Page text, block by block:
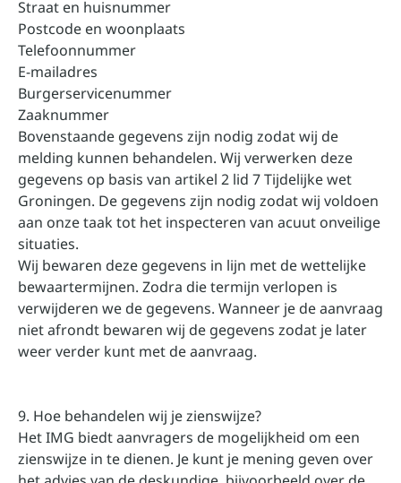
Straat en huisnummer
Postcode en woonplaats
Telefoonnummer
E-mailadres
Burgerservicenummer
Zaaknummer
Bovenstaande gegevens zijn nodig zodat wij de
melding kunnen behandelen. Wij verwerken deze
gegevens op basis van artikel 2 lid 7 Tijdelijke wet
Groningen. De gegevens zijn nodig zodat wij voldoen
aan onze taak tot het inspecteren van acuut onveilige
situaties.
Wij bewaren deze gegevens in lijn met de wettelijke
bewaartermijnen. Zodra die termijn verlopen is
verwijderen we de gegevens. Wanneer je de aanvraag
niet afrondt bewaren wij de gegevens zodat je later
weer verder kunt met de aanvraag.
9. Hoe behandelen wij je zienswijze?
Het IMG biedt aanvragers de mogelijkheid om een
zienswijze in te dienen. Je kunt je mening geven over